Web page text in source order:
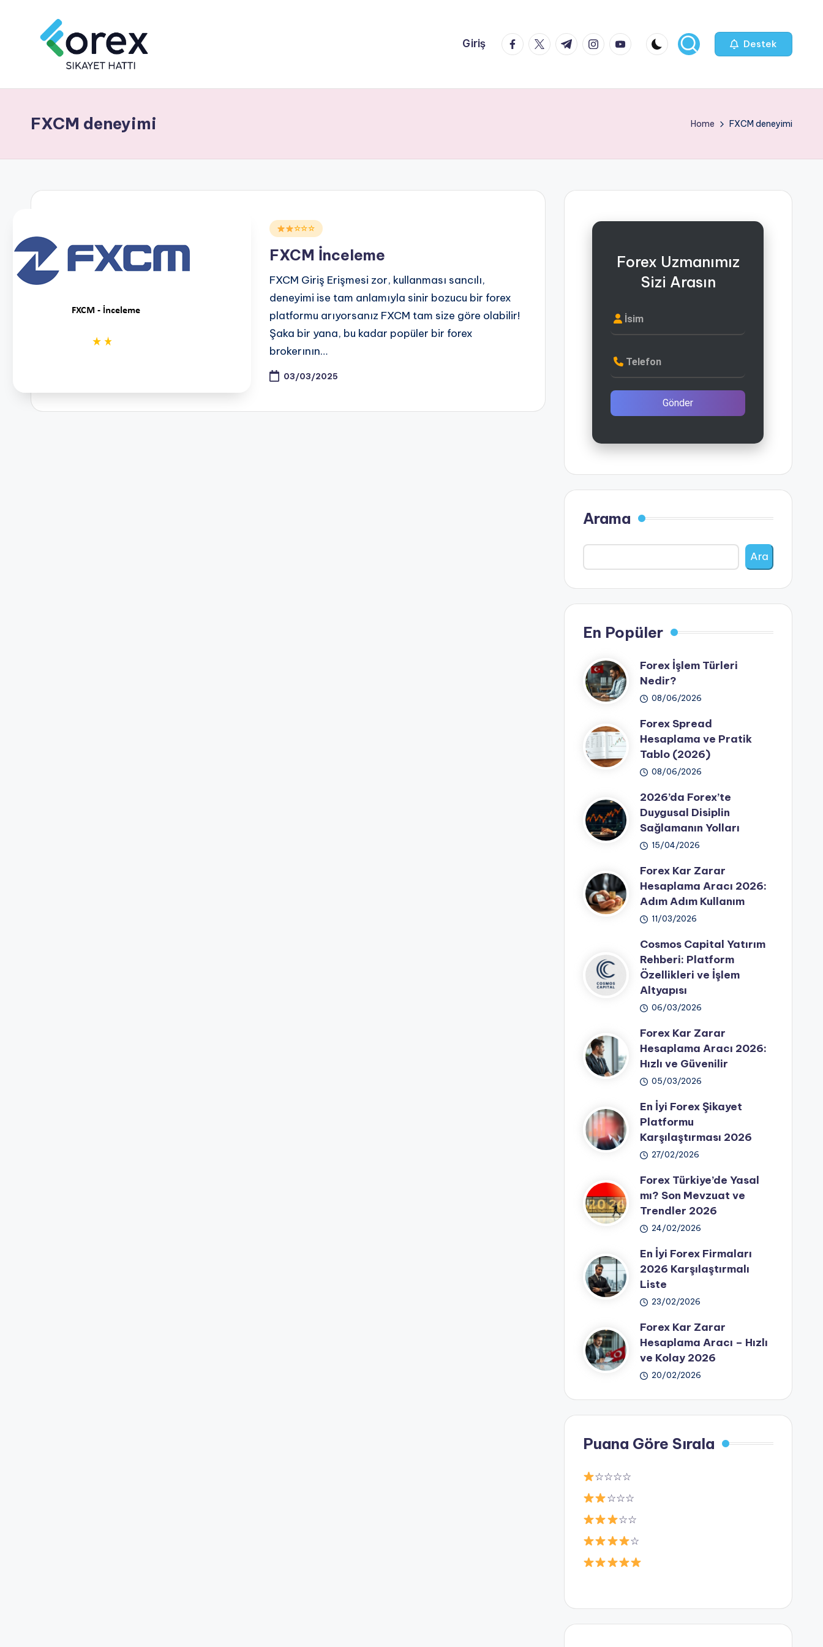
Giriş facebook.com
twitter.com
t.me instagram.com
youtube.com Destek
FXCM deneyimi Home FXCM deneyimi
Posted☆☆☆
FXCM İnceleme
FXCM Giriş Erişmesi zor, kullanması sancılı,
deneyimi ise tam anlamıyla sinir bozucu bir forex
platformu arıyorsanız FXCM tam size göre olabilir!
Şaka bir yana, bu kadar popüler bir forex
brokerının…
03/03/2025
Forex Uzmanımız
Sizi Arasın
İsim
Telefon
Gönder
Arama
Ara
En Popüler
Forex İşlem Türleri
Nedir?
08/06/2026
Forex Spread
Hesaplama ve Pratik
Tablo (2026)
08/06/2026
2026’da Forex’te
Duygusal Disiplin
Sağlamanın Yolları
15/04/2026
Forex Kar Zarar
Hesaplama Aracı 2026:
Adım Adım Kullanım
11/03/2026
Cosmos Capital Yatırım
Rehberi: Platform
Özellikleri ve İşlem
Altyapısı
06/03/2026
Forex Kar Zarar
Hesaplama Aracı 2026:
Hızlı ve Güvenilir
05/03/2026
En İyi Forex Şikayet
Platformu
Karşılaştırması 2026
27/02/2026
Forex Türkiye’de Yasal
mı? Son Mevzuat ve
Trendler 2026
24/02/2026
En İyi Forex Firmaları
2026 Karşılaştırmalı
Liste
23/02/2026
Forex Kar Zarar
Hesaplama Aracı – Hızlı
ve Kolay 2026
20/02/2026
Puana Göre Sırala
☆☆☆☆
☆☆☆
☆☆
☆